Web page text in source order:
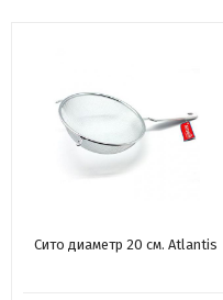
Сито диаметр 20 см. Atlantis